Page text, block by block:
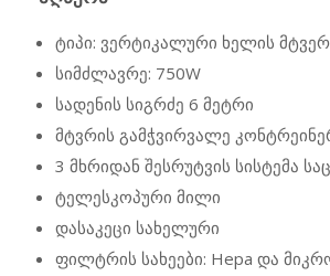
ტიპი: ვერტიკალური ხელის
სიმძლავრე: 750W
სადენის სიგრძე 6 მეტრი
მტვრის გამჭვირვალე
3 მხრიდან შესრუტვის სისტემა
ტელესკოპური მილი
დასაკეცი სახელური
ფილტრის სახეები: Hepa და